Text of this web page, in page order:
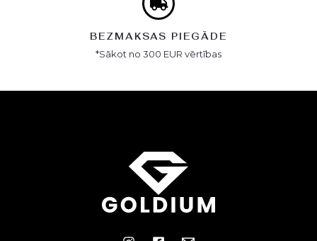
BEZMAKSAS PIEGĀDE
*Sākot no 300 EUR vērtības